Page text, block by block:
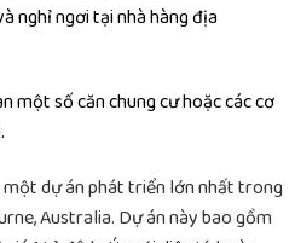
nghỉ ngơi tại nhà hàng địa
một số căn chung cư hoặc các cơ
một dự án phát triển lớn nhất trong
Australia. Dự án này bao gồm